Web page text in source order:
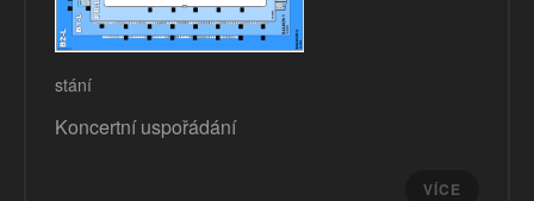
stání
Koncertní uspořádání
VÍCE